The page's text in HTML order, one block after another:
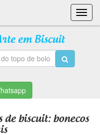
em Biscuit
de biscuit: bonecos